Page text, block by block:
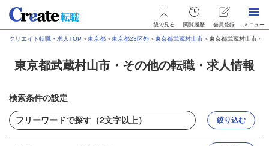
後で見る 閲覧履歴 会員登録 メニュー
クリエイト転職・求人TOP ＞東京都＞東京都23区外＞東京都武蔵村山市＞東京都武蔵村山市・
東京都武蔵村山市・その他の転職・求人情報
検索条件の設定
絞り込む